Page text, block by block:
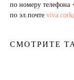
по номеру телефона
по эл.почте
СМОТРИТЕ